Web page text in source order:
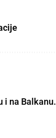
i na Balkanu.